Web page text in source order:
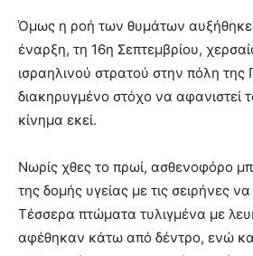
Όμως η ροή των θυμάτων
έναρξη, τη 16η Σεπτεμβρίου,
ισραηλινού στρατού στην πόλη της
διακηρυγμένο στόχο να αφανιστεί
κίνημα εκεί.
Νωρίς χθες το πρωί, ασθενοφόρο
της δομής υγείας με τις σειρήνες
Τέσσερα πτώματα τυλιγμένα με
αφέθηκαν κάτω από δέντρο, ενώ